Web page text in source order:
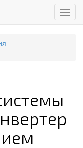
Меню